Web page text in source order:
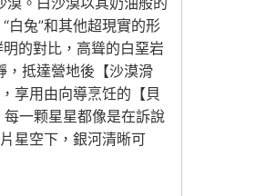
白兔”和其他超現實的形
的對比，高聳的白堊岩
，抵達營地後【沙漠滑
享用由向導烹饪的【貝
一颗星星都像是在訴說
星空下，銀河清晰可